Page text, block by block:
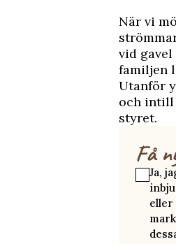
När vi
vid
familjen
Utanför
och intill
styret.
Få
Ja,
eller